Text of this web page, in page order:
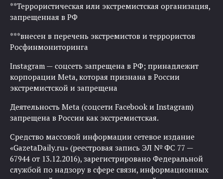
**Террористическая или экстремистская организация,
запрещенная в РФ
***внесен в перечень экстремистов и террористов
Росфинмониторинга
Instagram — соцсеть запрещена в РФ; принадлежит
корпорации Meta, которая признана в России
экстремистской и запрещена
Деятельность Meta (соцсети Facebook и Instagram)
запрещена в России как экстремистская.
Средство массовой информации сетевое издание
«GazetaDaily.ru» (реестровая запись ЭЛ № ФС 77 —
67944 от 13.12.2016), зарегистрировано Федеральной
службой по надзору в сфере связи, информационных